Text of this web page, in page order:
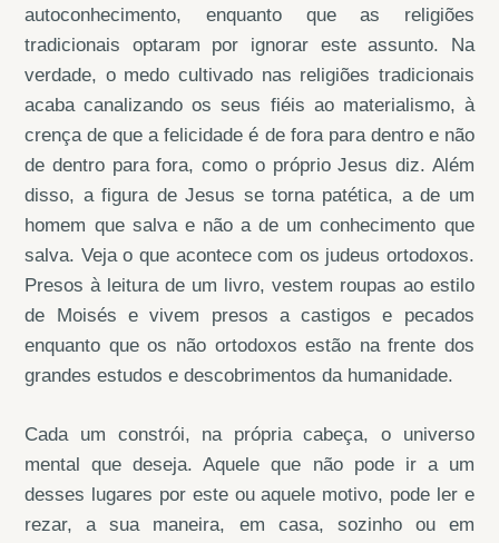
autoconhecimento, enquanto que as religiões
tradicionais optaram por ignorar este assunto. Na
verdade, o medo cultivado nas religiões tradicionais
acaba canalizando os seus fiéis ao materialismo, à
crença de que a felicidade é de fora para dentro e não
de dentro para fora, como o próprio Jesus diz. Além
disso, a figura de Jesus se torna patética, a de um
homem que salva e não a de um conhecimento que
salva. Veja o que acontece com os judeus ortodoxos.
Presos à leitura de um livro, vestem roupas ao estilo
de Moisés e vivem presos a castigos e pecados
enquanto que os não ortodoxos estão na frente dos
grandes estudos e descobrimentos da humanidade.
Cada um constrói, na própria cabeça, o universo
mental que deseja. Aquele que não pode ir a um
desses lugares por este ou aquele motivo, pode ler e
rezar, a sua maneira, em casa, sozinho ou em